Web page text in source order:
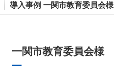
導入事例 一関市教育委員会様
一関市教育委員会様